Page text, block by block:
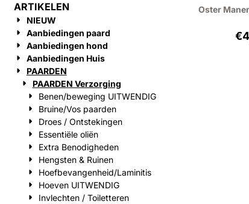
ARTIKELEN
NIEUW
Aanbiedingen paard
Aanbiedingen hond
Aanbiedingen Huis
PAARDEN
PAARDEN Verzorging
Benen/beweging UITWENDIG
Bruine/Vos paarden
Droes / Ontstekingen
Essentiële oliën
Extra Benodigheden
Hengsten & Ruinen
Hoefbevangenheid/Laminitis
Hoeven UITWENDIG
Invlechten / Toiletteren
Oster